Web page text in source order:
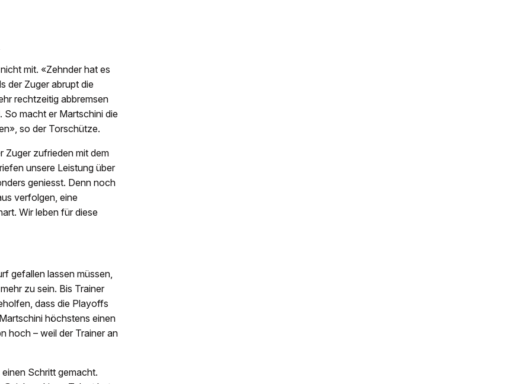
mit. «Zehnder hat es
der Zuger abrupt die
rechtzeitig abbremsen
So macht er Martschini die
so der Torschütze.
Zuger zufrieden mit dem
unsere Leistung über
geniesst. Denn noch
verfolgen, eine
Wir leben für diese
gefallen lassen müssen,
zu sein. Bis Trainer
dass die Playoffs
höchstens einen
hoch – weil der Trainer an
Schritt gemacht.